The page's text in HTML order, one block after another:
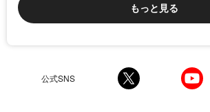
もっと見る
公式SNS